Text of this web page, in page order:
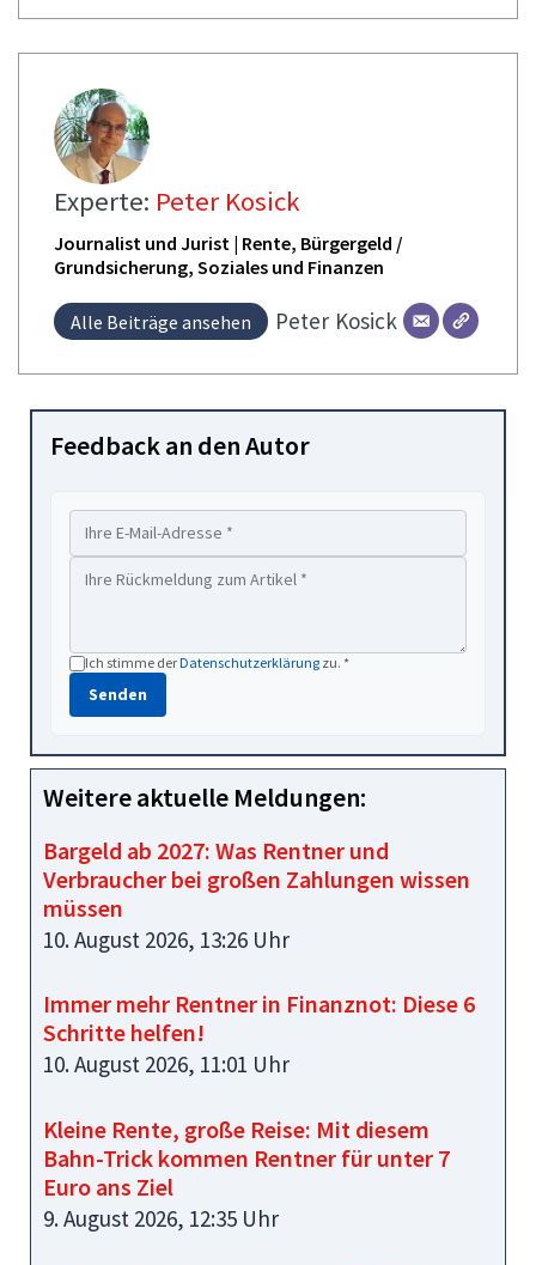
Experte: Peter Kosick
Journalist und Jurist | Rente, Bürgergeld /
Grundsicherung, Soziales und Finanzen
Alle Beiträge ansehen Peter Kosick
Feedback an den Autor
Ich stimme derDatenschutzerklärung zu. *
Senden
Weitere aktuelle Meldungen:
Bargeld ab 2027: Was Rentner und
Verbraucher bei großen Zahlungen wissen
müssen
10. August 2026, 13:26 Uhr
Immer mehr Rentner in Finanznot: Diese 6
Schritte helfen!
10. August 2026, 11:01 Uhr
Kleine Rente, große Reise: Mit diesem
Bahn-Trick kommen Rentner für unter 7
Euro ans Ziel
9. August 2026, 12:35 Uhr